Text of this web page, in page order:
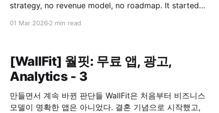
strategy, no revenue model, no roadmap. It started
01 Mar 2026 2 min read
[WallFit] 월핏: 무료 앱, 광고,
Analytics - 3
만들면서 계속 바뀐 판단들 WallFit은 처음부터 비즈니스
모델이 명확한 앱은 아니었다. 결혼 기념으로 시작했고,